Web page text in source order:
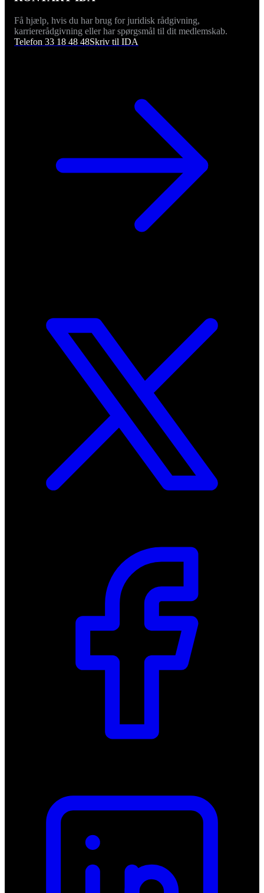
Få hjælp, hvis du har brug for juridisk rådgivning,
karriererådgivning eller har spørgsmål til dit medlemskab.
Telefon 33 18 48 48Skriv til IDA